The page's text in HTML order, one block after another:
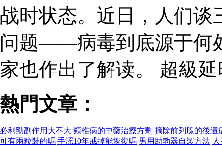
战时状态。近日，人们谈
问题——病毒到底源于何
家也作出了解读。 超級
熱門文章：
必利勁副作用大不大 頸椎病的中藥治療方劑 摘除前列腺的後遺
可有兩粒裝的嗎 手滛10年戒掉能恢復嗎 男用助勃器自製方法